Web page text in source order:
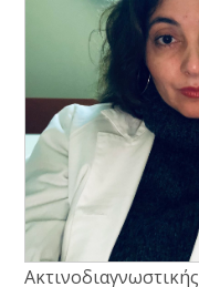
Ακτινοδιαγνωστικής